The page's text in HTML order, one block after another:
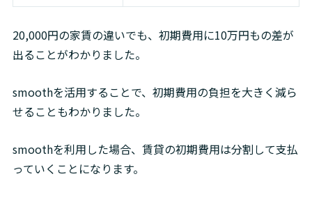
20,000円の家賃の違いでも、初期費用に10万円もの差が
出ることがわかりました。
smoothを活用することで、初期費用の負担を大きく減ら
せることもわかりました。
smoothを利用した場合、賃貸の初期費用は分割して支払
っていくことになります。